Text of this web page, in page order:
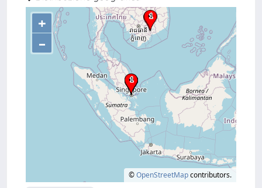
+
–
©OpenStreetMapcontributors.